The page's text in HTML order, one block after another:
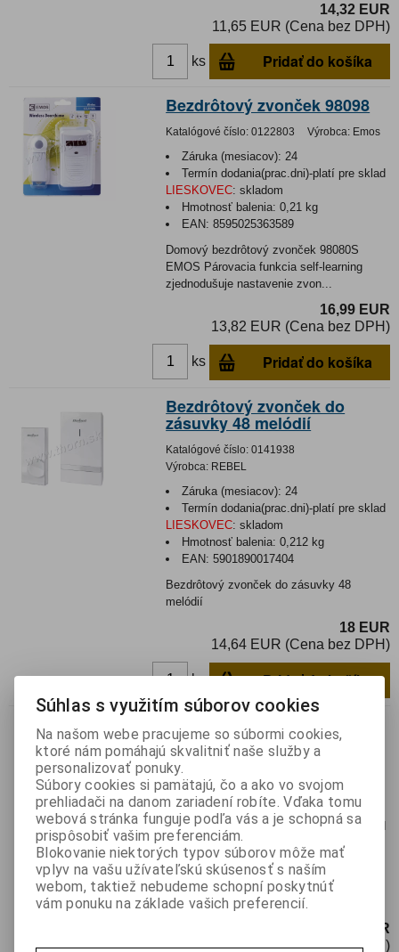
14,32 EUR
11,65 EUR (Cena bez DPH)
ks Pridať do košíka
Bezdrôtový zvonček 98098
Katalógové číslo: 0122803 Výrobca: Emos
Záruka (mesiacov): 24
Termín dodania(prac.dni)-platí pre sklad
LIESKOVEC: skladom
Hmotnosť balenia:0,21 kg
EAN:8595025363589
Domový bezdrôtový zvonček 98080S
EMOS Párovacia funkcia self-learning
zjednodušuje nastavenie zvon...
16,99 EUR
13,82 EUR (Cena bez DPH)
ks Pridať do košíka
Bezdrôtový zvonček do
zásuvky 48 melódií
Katalógové číslo: 0141938
Výrobca: REBEL
Záruka (mesiacov): 24
Termín dodania(prac.dni)-platí pre sklad
LIESKOVEC: skladom
Hmotnosť balenia:0,212 kg
EAN:5901890017404
Bezdrôtový zvonček do zásuvky 48
melódií
18 EUR
14,64 EUR (Cena bez DPH)
ks Pridať do košíka
Bezdrôtový zvonček 48
melódií
Katalógové číslo:
Výrobca:Kemot
Záruka (mesiacov): 24
Termín dodania(prac.dni)-platí pre sklad
LIESKOVEC : skladom
Hmotnosť balenia:0,175 kg
EAN:5901890017411
Bezdrôtový zvonček 48 melódií
19,50 EUR
15,86 EUR (Cena bez DPH)
Súhlas s využitím súborov cookies
Na našom webe pracujeme so súbormi cookies,
ktoré nám pomáhajú skvalitniť naše služby a
personalizovať ponuky.
Súbory cookies si pamätajú, čo a ako vo svojom
prehliadači na danom zariadení robíte. Vďaka tomu
webová stránka funguje podľa vás a je schopná sa
prispôsobiť vašim preferenciám.
Blokovanie niektorých typov súborov môže mať
vplyv na vašu užívateľskú skúsenosť s naším
webom, taktiež nebudeme schopní poskytnúť
vám ponuku na základe vašich preferencií.